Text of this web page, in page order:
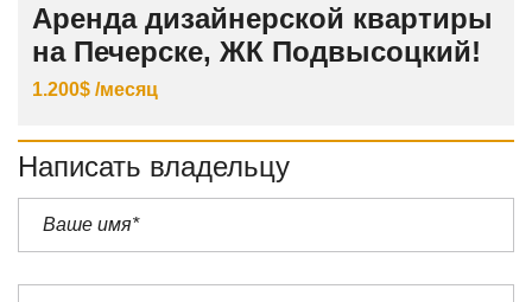
Аренда дизайнерской квартиры
на Печерске, ЖК Подвысоцкий!
1.200$ /месяц
Написать владельцу